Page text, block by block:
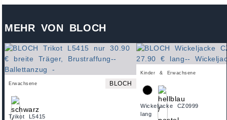
MEHR VON BLOCH
Erwachsene BLOCH
Trikot L5415
Kinder & Erwachsene
Wickeljacke CZ0999
lang